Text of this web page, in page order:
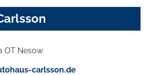
OT Nesow
carlsson.de